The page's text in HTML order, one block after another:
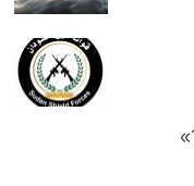
في تغذية البنوك والمصارف في الولايات الآمنة بالعملة الجديدة فئة «1000»